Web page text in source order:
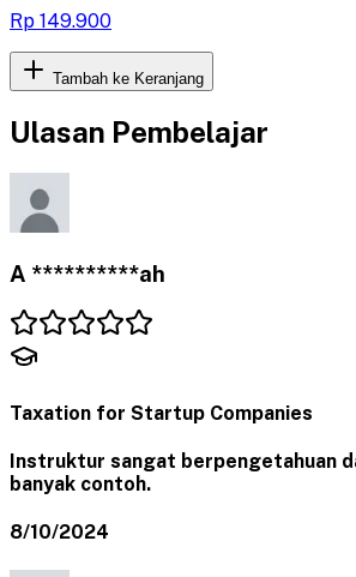
Rp 149.900
Tambah ke Keranjang
Ulasan Pembelajar
A **********ah
Taxation for Startup Companies
Instruktur sangat berpengetahuan
banyak contoh.
8/10/2024